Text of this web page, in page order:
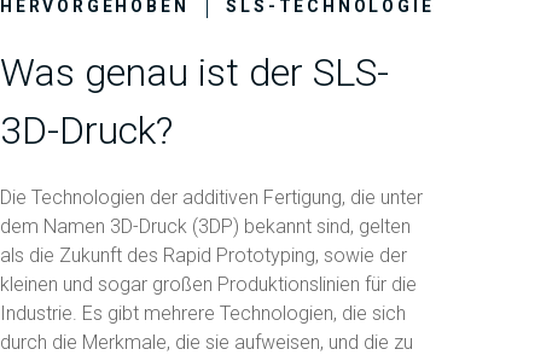
HERVORGEHOBEN SLS-TECHNOLOGIE
Was genau ist der SLS-
3D-Druck?
Die Technologien der additiven Fertigung, die unter
dem Namen 3D-Druck (3DP) bekannt sind, gelten
als die Zukunft des Rapid Prototyping, sowie der
kleinen und sogar großen Produktionslinien für die
Industrie. Es gibt mehrere Technologien, die sich
durch die Merkmale, die sie aufweisen, und die zu